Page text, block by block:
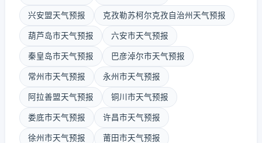
兴安盟天气预报 克孜勒苏柯尔克孜自治州天气预报
葫芦岛市天气预报 六安市天气预报
秦皇岛市天气预报 巴彦淖尔市天气预报
常州市天气预报 永州市天气预报
阿拉善盟天气预报 铜川市天气预报
娄底市天气预报 许昌市天气预报
徐州市天气预报 莆田市天气预报